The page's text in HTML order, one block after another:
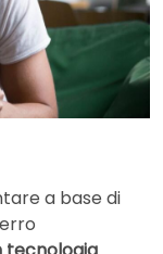
a base di